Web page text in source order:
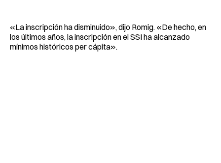
«La inscripción ha disminuido», dijo Romig. «De hecho, en
los últimos años, la inscripción en el SSI ha alcanzado
mínimos históricos per cápita».